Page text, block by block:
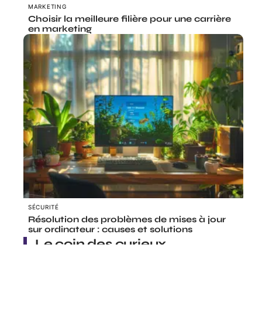
MARKETING
Choisir la meilleure filière pour une carrière
en marketing
SÉCURITÉ
Résolution des problèmes de mises à jour
sur ordinateur : causes et solutions
Le coin des curieux